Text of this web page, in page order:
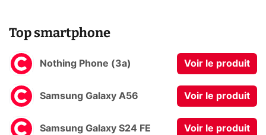
Top smartphone
Nothing Phone (3a) Voir le produit
Samsung Galaxy A56 Voir le produit
Samsung Galaxy S24 FE Voir le produit